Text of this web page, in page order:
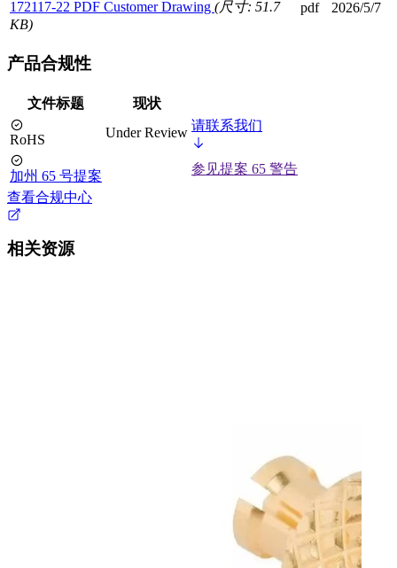
172117-22 PDF Customer Drawing (尺寸: 51.7
KB)
pdf 2026/5/7
产品合规性
文件标题 现状
RoHS Under Review 请联系我们
加州 65 号提案
参见提案 65 警告
查看合规中心
相关资源